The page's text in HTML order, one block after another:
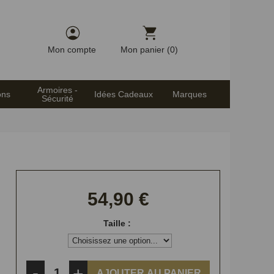
Mon compte Mon panier (0)
Armoires -
Sécurité
Idées Cadeaux Marques
54,90 €
Taille :